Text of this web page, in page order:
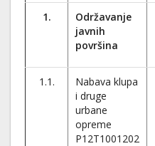
1.
Održavanje
javnih
površina
1.1.
Nabava klupa
i druge
urbane
opreme
P12T1001202